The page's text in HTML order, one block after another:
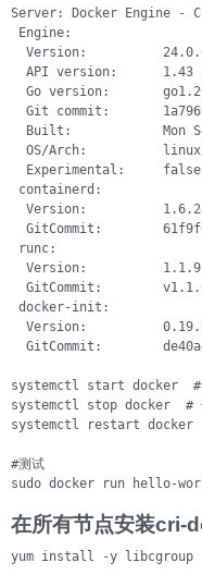
Server: Docker Engine -
Engine:
Version:
API version:      1.43
Go version:
Git commit:
Built:            Mon
OS/Arch:
  Experimental:     false
containerd:
Version:
GitCommit:
runc:
  Version:          1.1.9
GitCommit:
docker-init:
Version:
GitCommit:
systemctl start docker  #
systemctl stop docker  #
systemctl restart docker
#测试
sudo docker run hello-
在所有节点安装cri-
yum install -y libcgroup